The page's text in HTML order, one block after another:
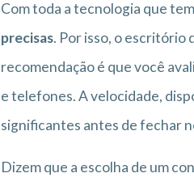
Com toda a tecnologia que
precisas. Por isso, o escritório
recomendação é que você
e telefones. A velocidade,
significantes antes de fechar
Dizem que a escolha de um